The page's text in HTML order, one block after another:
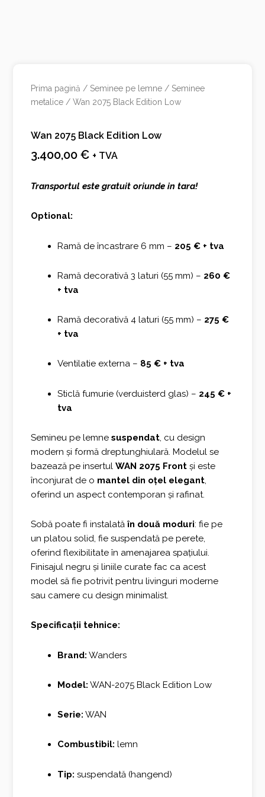
Prima pagină / Seminee pe lemne / Seminee
metalice / Wan 2075 Black Edition Low
Wan 2075 Black Edition Low
3.400,00€ + TVA
Transportul este gratuit oriunde in tara!
Optional:
Ramă de încastrare 6 mm – 205 € + tva
Ramă decorativă 3 laturi (55 mm) – 260 €
+ tva
Ramă decorativă 4 laturi (55 mm) – 275 €
+ tva
Ventilatie externa – 85 € + tva
Sticlă fumurie (verduisterd glas) – 245 € +
tva
Semineu pe lemnesuspendat, cu design
modern și formă dreptunghiulară. Modelul se
bazează pe insertulWAN 2075 Front și este
înconjurat de o mantel din oțel elegant,
oferind un aspect contemporan și rafinat.
Sobă poate fi instalatăîn două moduri: fie pe
un platou solid, fie suspendată pe perete,
oferind flexibilitate în amenajarea spațiului.
Finisajul negru și liniile curate fac ca acest
model să fie potrivit pentru livinguri moderne
sau camere cu design minimalist.
Specificații tehnice:
Brand: Wanders
Model: WAN-2075 Black Edition Low
Serie: WAN
Combustibil: lemn
Tip: suspendată (hangend)